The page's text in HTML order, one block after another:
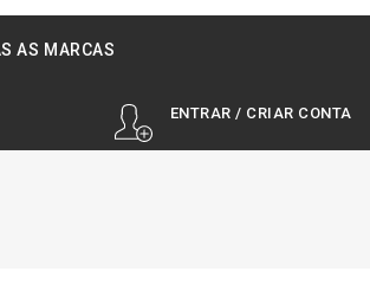
AS MARCAS
ENTRAR / CRIAR CONTA